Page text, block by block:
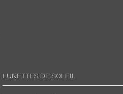
LUNETTES DE SOLEIL